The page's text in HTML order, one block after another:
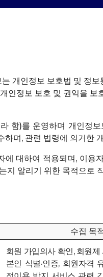
개인정보 보호법 및 정
인정보 보호 및 권익을
함)를 운영하며 개인정
며, 관련 법령에 의거한
대하여 적용되며, 이
지 알리기 위한 목적으로
수집 목
회원 가입의사 확인, 회원
본인 식별·인증, 회원자격